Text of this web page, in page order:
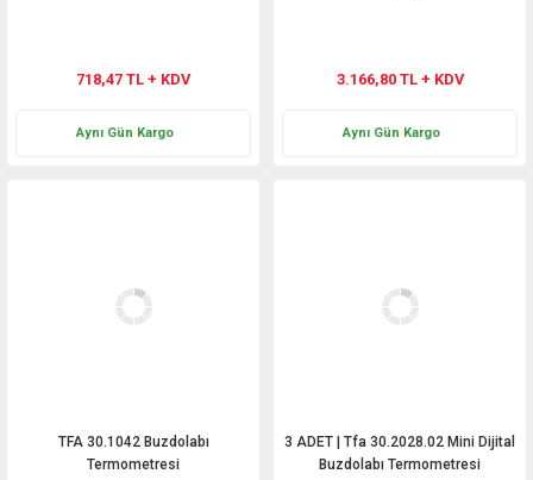
718,47 TL + KDV
Aynı Gün Kargo
3.166,80 TL + KDV
Aynı Gün Kargo
TFA 30.1042 Buzdolabı
Termometresi
3 ADET | Tfa 30.2028.02 Mini Dijital
Buzdolabı Termometresi